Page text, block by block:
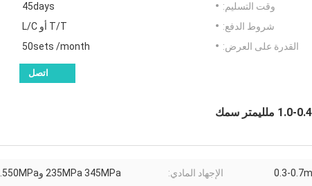
وقت التسليم:
45days
شروط الدفع:
T/T أو L/C
القدرة على العرض:
50sets /month
اتصل
0.3- الإجهاد المادي: 235MPa 345MPa و550MPa.